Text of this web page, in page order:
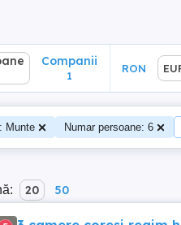
Companii
1
RON
Munte Numar persoane: 6
20 50